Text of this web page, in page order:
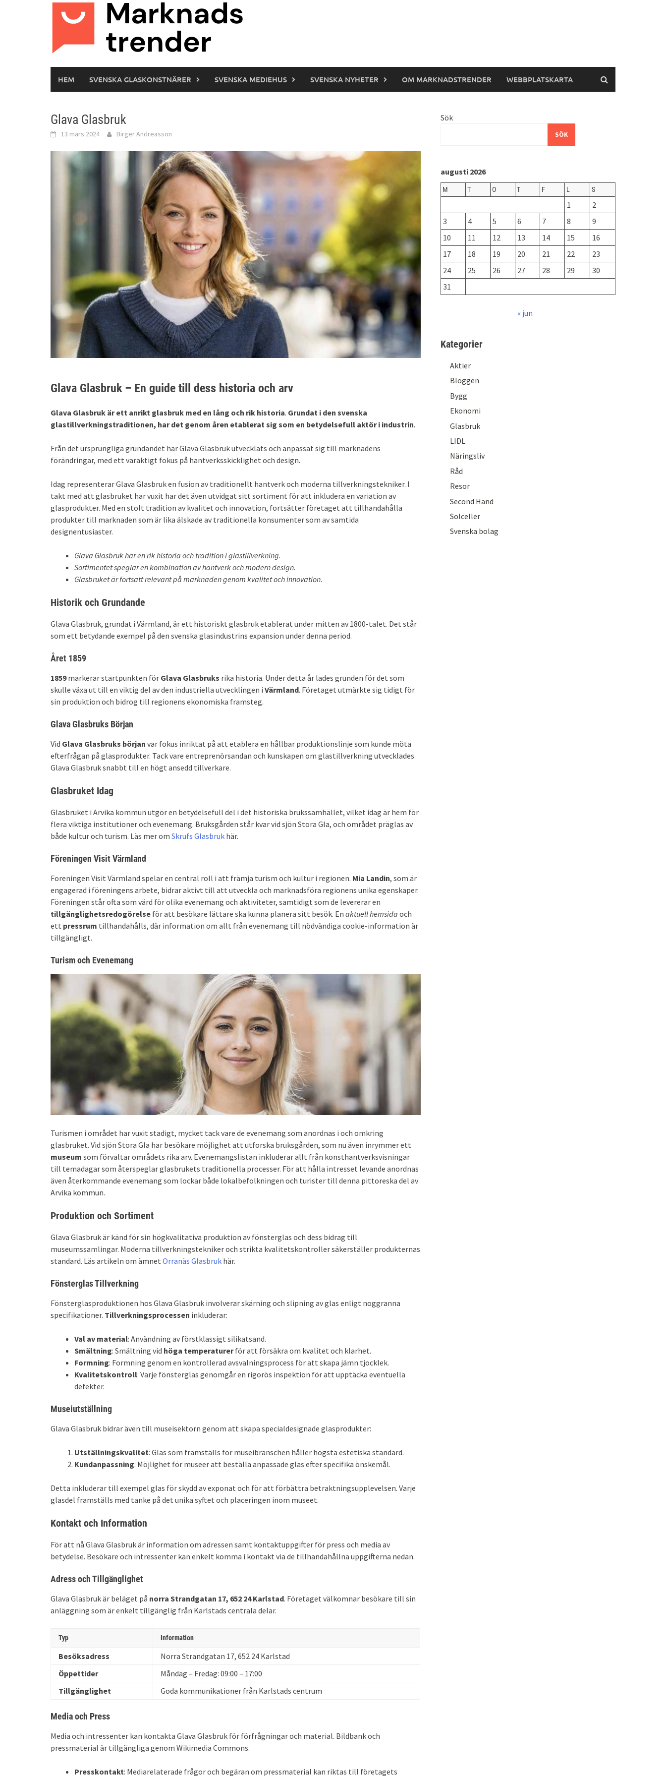
HEM SVENSKA GLASKONSTNÄRER SVENSKA MEDIEHUS SVENSKA NYHETER OM MARKNADSTRENDER WEBBPLATSKARTA
Glava Glasbruk
13 mars 2024 Birger Andreasson
Glava Glasbruk – En guide till dess historia och arv
Glava Glasbruk är ett anrikt glasbruk med en lång och rik historia. Grundat i den svenska
glastillverkningstraditionen, har det genom åren etablerat sig som en betydelsefull aktör i industrin.
Från det ursprungliga grundandet har Glava Glasbruk utvecklats och anpassat sig till marknadens
förändringar, med ett varaktigt fokus på hantverksskicklighet och design.
Idag representerar Glava Glasbruk en fusion av traditionellt hantverk och moderna tillverkningstekniker. I
takt med att glasbruket har vuxit har det även utvidgat sitt sortiment för att inkludera en variation av
glasprodukter. Med en stolt tradition av kvalitet och innovation, fortsätter företaget att tillhandahålla
produkter till marknaden som är lika älskade av traditionella konsumenter som av samtida
designentusiaster.
Glava Glasbruk har en rik historia och tradition i glastillverkning.
Sortimentet speglar en kombination av hantverk och modern design.
Glasbruket är fortsatt relevant på marknaden genom kvalitet och innovation.
Historik och Grundande
Glava Glasbruk, grundat i Värmland, är ett historiskt glasbruk etablerat under mitten av 1800-talet. Det står
som ett betydande exempel på den svenska glasindustrins expansion under denna period.
Året 1859
1859markerar startpunkten för Glava Glasbruks rika historia. Under detta år lades grunden för det som
skulle växa ut till en viktig del av den industriella utvecklingen i Värmland. Företaget utmärkte sig tidigt för
sin produktion och bidrog till regionens ekonomiska framsteg.
Glava Glasbruks Början
Vid Glava Glasbruks början var fokus inriktat på att etablera en hållbar produktionslinje som kunde möta
efterfrågan på glasprodukter. Tack vare entreprenörsandan och kunskapen om glastillverkning utvecklades
Glava Glasbruk snabbt till en högt ansedd tillverkare.
Glasbruket Idag
Glasbruket i Arvika kommun utgör en betydelsefull del i det historiska brukssamhället, vilket idag är hem för
flera viktiga institutioner och evenemang. Bruksgården står kvar vid sjön Stora Gla, och området präglas av
både kultur och turism. Läs mer om Skrufs Glasbruk här.
Föreningen Visit Värmland
Foreningen Visit Värmland spelar en central roll i att främja turism och kultur i regionen. Mia Landin, som är
engagerad i föreningens arbete, bidrar aktivt till att utveckla och marknadsföra regionens unika egenskaper.
Föreningen står ofta som värd för olika evenemang och aktiviteter, samtidigt som de levererar en
tillgänglighetsredogörelse för att besökare lättare ska kunna planera sitt besök. En aktuell hemsida och
ett pressrum tillhandahålls, där information om allt från evenemang till nödvändiga cookie-information är
tillgängligt.
Turism och Evenemang
Turismen i området har vuxit stadigt, mycket tack vare de evenemang som anordnas i och omkring
glasbruket. Vid sjön Stora Gla har besökare möjlighet att utforska bruksgården, som nu även inrymmer ett
museum som förvaltar områdets rika arv. Evenemangslistan inkluderar allt från konsthantverksvisningar
till temadagar som återspeglar glasbrukets traditionella processer. För att hålla intresset levande anordnas
även återkommande evenemang som lockar både lokalbefolkningen och turister till denna pittoreska del av
Arvika kommun.
Produktion och Sortiment
Glava Glasbruk är känd för sin högkvalitativa produktion av fönsterglas och dess bidrag till
museumssamlingar. Moderna tillverkningstekniker och strikta kvalitetskontroller säkerställer produkternas
standard. Läs artikeln om ämnet Orranäs Glasbruk här.
Fönsterglas Tillverkning
Fönsterglasproduktionen hos Glava Glasbruk involverar skärning och slipning av glas enligt noggranna
specifikationer. Tillverkningsprocessen inkluderar:
Val av material: Användning av förstklassigt silikatsand.
Smältning: Smältning vid höga temperaturerför att försäkra om kvalitet och klarhet.
Formning: Formning genom en kontrollerad avsvalningsprocess för att skapa jämn tjocklek.
Kvalitetskontroll: Varje fönsterglas genomgår en rigorös inspektion för att upptäcka eventuella
defekter.
Museiutställning
Glava Glasbruk bidrar även till museisektorn genom att skapa specialdesignade glasprodukter:
Utställningskvalitet: Glas som framställs för museibranschen håller högsta estetiska standard.
Kundanpassning: Möjlighet för museer att beställa anpassade glas efter specifika önskemål.
Detta inkluderar till exempel glas för skydd av exponat och för att förbättra betraktningsupplevelsen. Varje
glasdel framställs med tanke på det unika syftet och placeringen inom museet.
Kontakt och Information
För att nå Glava Glasbruk är information om adressen samt kontaktuppgifter för press och media av
betydelse. Besökare och intressenter kan enkelt komma i kontakt via de tillhandahållna uppgifterna nedan.
Adress och Tillgänglighet
Glava Glasbruk är beläget på norra Strandgatan 17, 652 24 Karlstad. Företaget välkomnar besökare till sin
anläggning som är enkelt tillgänglig från Karlstads centrala delar.
Typ Information
Besöksadress
Norra Strandgatan 17, 652 24 Karlstad
Öppettider
Måndag – Fredag: 09:00 – 17:00
Tillgänglighet
Goda kommunikationer från Karlstads centrum
Media och Press
Media och intressenter kan kontakta Glava Glasbruk för förfrågningar och material. Bildbank och
pressmaterial är tillgängliga genom Wikimedia Commons.
Presskontakt: Mediarelaterade frågor och begäran om pressmaterial kan riktas till företagets
Sök
SÖK
augusti 2026
M T O T F L S
1
2
3
4 5 6 7 8
9
10
11 12 13 14 15
16
17
18 19 20 21 22
23
24
25 26 27 28 29
30
31
« jun
Kategorier
Aktier
Bloggen
Bygg
Ekonomi
Glasbruk
LIDL
Näringsliv
Råd
Resor
Second Hand
Solceller
Svenska bolag